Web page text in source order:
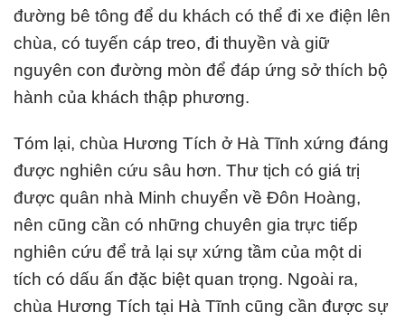
đường bê tông để du khách có thể đi xe điện lên
chùa, có tuyến cáp treo, đi thuyền và giữ
nguyên con đường mòn để đáp ứng sở thích bộ
hành của khách thập phương.
Tóm lại, chùa Hương Tích ở Hà Tĩnh xứng đáng
được nghiên cứu sâu hơn. Thư tịch có giá trị
được quân nhà Minh chuyển về Đôn Hoàng,
nên cũng cần có những chuyên gia trực tiếp
nghiên cứu để trả lại sự xứng tầm của một di
tích có dấu ấn đặc biệt quan trọng. Ngoài ra,
chùa Hương Tích tại Hà Tĩnh cũng cần được sự